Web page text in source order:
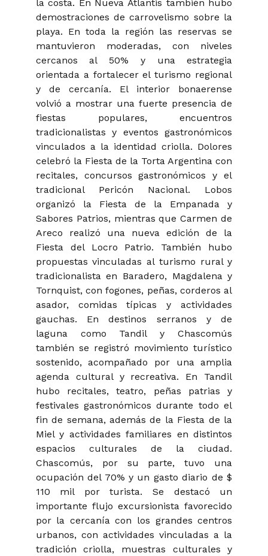
la costa. En Nueva Atlantis también hubo
demostraciones de carrovelismo sobre la
playa. En toda la región las reservas se
mantuvieron moderadas, con niveles
cercanos al 50% y una estrategia
orientada a fortalecer el turismo regional
y de cercanía. El interior bonaerense
volvió a mostrar una fuerte presencia de
fiestas populares, encuentros
tradicionalistas y eventos gastronómicos
vinculados a la identidad criolla. Dolores
celebró la Fiesta de la Torta Argentina con
recitales, concursos gastronómicos y el
tradicional Pericón Nacional. Lobos
organizó la Fiesta de la Empanada y
Sabores Patrios, mientras que Carmen de
Areco realizó una nueva edición de la
Fiesta del Locro Patrio. También hubo
propuestas vinculadas al turismo rural y
tradicionalista en Baradero, Magdalena y
Tornquist, con fogones, peñas, corderos al
asador, comidas típicas y actividades
gauchas. En destinos serranos y de
laguna como Tandil y Chascomús
también se registró movimiento turístico
sostenido, acompañado por una amplia
agenda cultural y recreativa. En Tandil
hubo recitales, teatro, peñas patrias y
festivales gastronómicos durante todo el
fin de semana, además de la Fiesta de la
Miel y actividades familiares en distintos
espacios culturales de la ciudad.
Chascomús, por su parte, tuvo una
ocupación del 70% y un gasto diario de $
110 mil por turista. Se destacó un
importante flujo excursionista favorecido
por la cercanía con los grandes centros
urbanos, con actividades vinculadas a la
tradición criolla, muestras culturales y